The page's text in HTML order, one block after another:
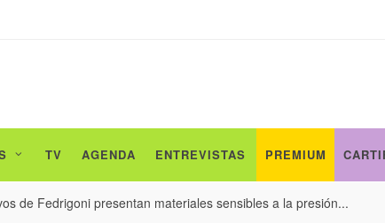
TV AGENDA ENTREVISTAS PREMIUM
de Fedrigoni presentan materiales sensibles a la presión...